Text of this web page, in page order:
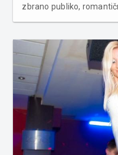
zbrano publiko,